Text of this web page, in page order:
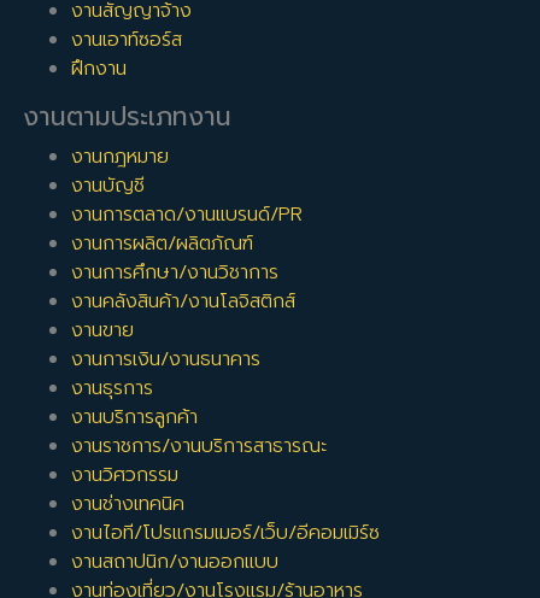
งานสัญญาจ้าง
งานเอาท์ซอร์ส
ฝึกงาน
งานตามประเภทงาน
งานกฎหมาย
งานบัญชี
งานการตลาด/งานแบรนด์/PR
งานการผลิต/ผลิตภัณฑ์
งานการศึกษา/งานวิชาการ
งานคลังสินค้า/งานโลจิสติกส์
งานขาย
งานการเงิน/งานธนาคาร
งานธุรการ
งานบริการลูกค้า
งานราชการ/งานบริการสาธารณะ
งานวิศวกรรม
งานช่างเทคนิค
งานไอที/โปรแกรมเมอร์/เว็บ/อีคอมเมิร์ซ
งานสถาปนิก/งานออกแบบ
งานท่องเที่ยว/งานโรงแรม/ร้านอาหาร